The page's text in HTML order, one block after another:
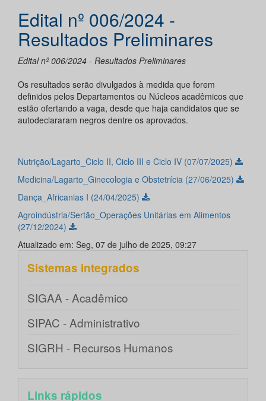
Edital nº 006/2024 -
Resultados Preliminares
Edital nº 006/2024 - Resultados Preliminares
Os resultados serão divulgados à medida que forem
definidos pelos Departamentos ou Núcleos acadêmicos que
estão ofertando a vaga, desde que haja candidatos que se
autodeclararam negros dentre os aprovados.
Nutrição/Lagarto_Ciclo II, Ciclo III e Ciclo IV (07/07/2025)
Medicina/Lagarto_Ginecologia e Obstetrícia (27/06/2025)
Dança_Africanias I (24/04/2025)
Agroindústria/Sertão_Operações Unitárias em Alimentos
(27/12/2024)
Atualizado em: Seg, 07 de julho de 2025, 09:27
Sistemas integrados
SIGAA - Acadêmico
SIPAC - Administrativo
SIGRH - Recursos Humanos
Links rápidos